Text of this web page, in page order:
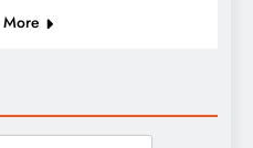
More